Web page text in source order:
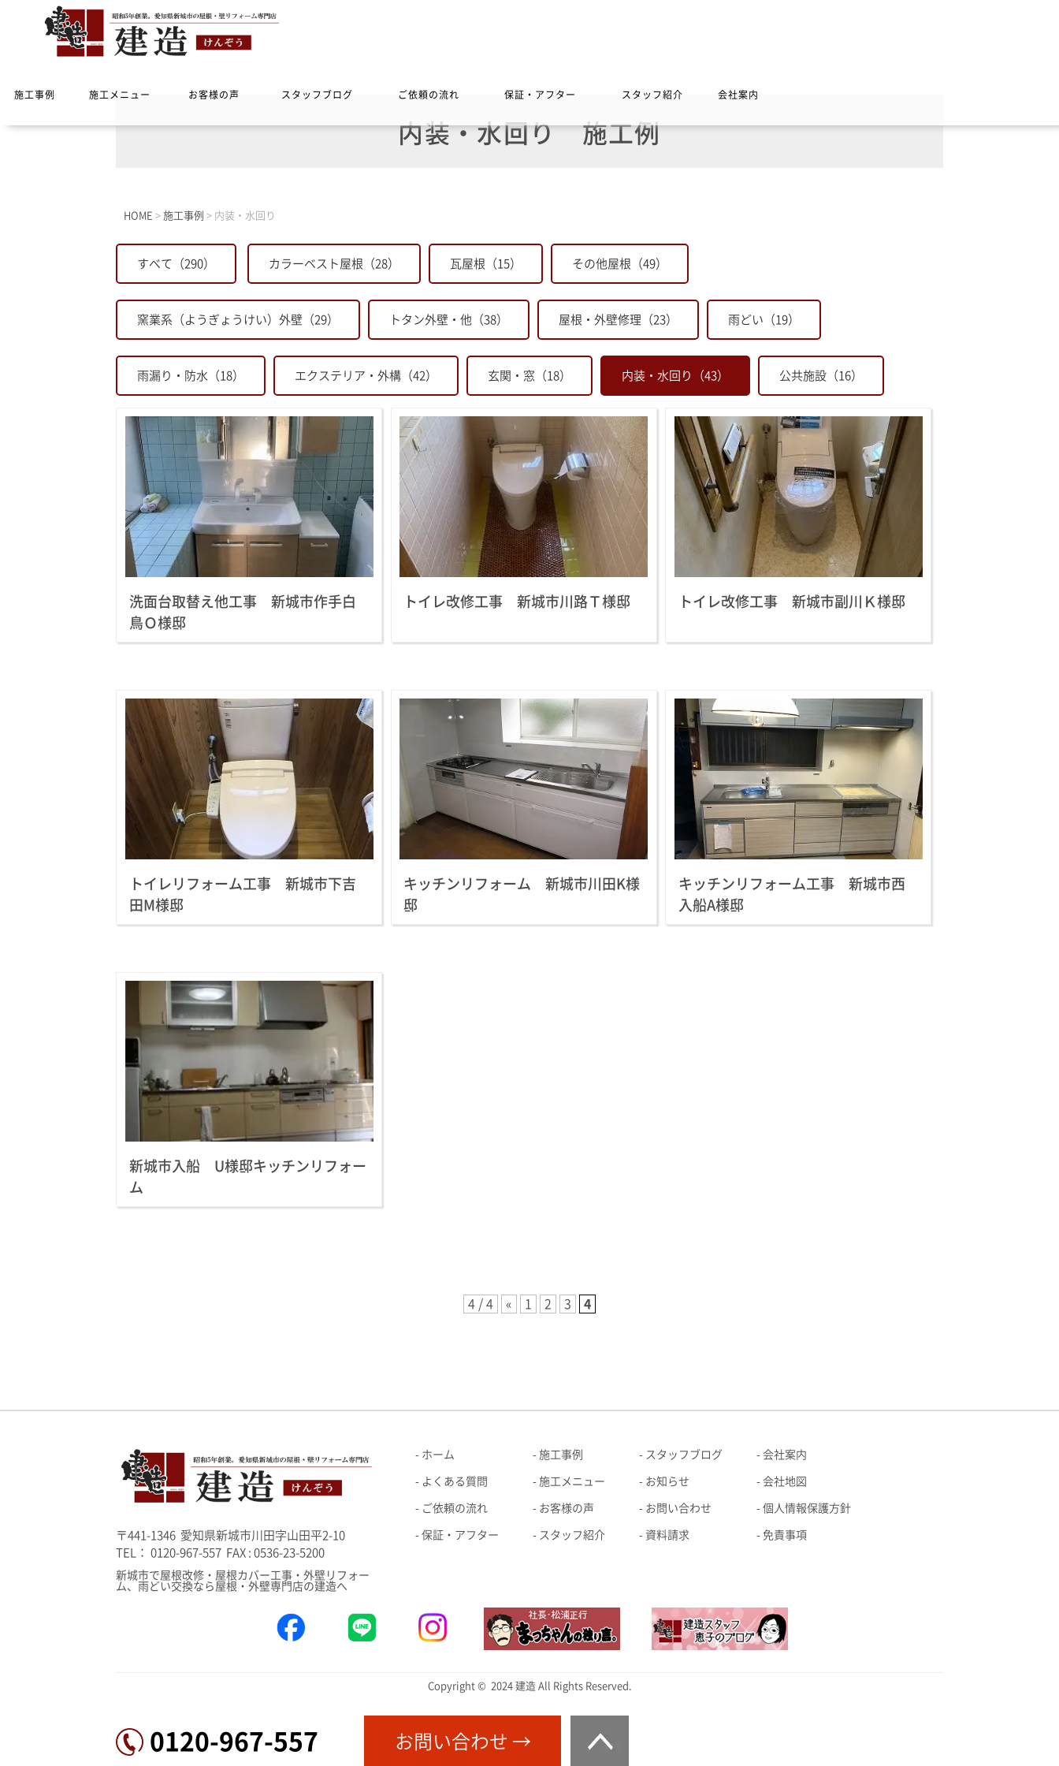
施工事例 施工メニュー お客様の声 スタッフブログ ご依頼の流れ 保証・アフター スタッフ紹介 会社案内
内装・水回り施工例
HOME > 施工事例 > 内装・水回り
すべて（290） カラーベスト屋根（28） 瓦屋根（15） その他屋根（49）
窯業系（ようぎょうけい）外壁（29） トタン外壁・他（38） 屋根・外壁修理（23） 雨どい（19）
雨漏り・防水（18） エクステリア・外構（42） 玄関・窓（18） 内装・水回り（43） 公共施設（16）
洗面台取替え他工事 新城市作手白
鳥Ｏ様邸
トイレ改修工事 新城市川路Ｔ様邸 トイレ改修工事 新城市副川Ｋ様邸
トイレリフォーム工事 新城市下吉
田M様邸
キッチンリフォーム 新城市川田K様
邸
キッチンリフォーム工事 新城市西
入船A様邸
新城市入船 U様邸キッチンリフォー
ム
4 / 4 « 1 2 3 4
ホーム
よくある質問
ご依頼の流れ
保証・アフター
施工事例
施工メニュー
お客様の声
スタッフ紹介
スタッフブログ
お知らせ
お問い合わせ
資料請求
会社案内
会社地図
個人情報保護方針
免責事項
〒441-1346 愛知県新城市川田字山田平2-10
TEL： 0120-967-557 FAX : 0536-23-5200
新城市で屋根改修・屋根カバー工事・外壁リフォー
ム、雨どい交換なら屋根・外壁専門店の建造へ
Copyright © 2024 建造 All Rights Reserved.
0120-967-557 お問い合わせ →